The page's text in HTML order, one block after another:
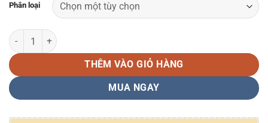
Phân loại
Mực in Epson T673 màu đen chính hãng (C13T673100) số lượng
THÊM VÀO GIỎ HÀNG
MUA NGAY